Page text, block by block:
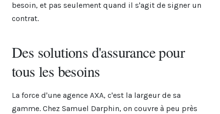
besoin, et pas seulement quand il s'agit de signer un
contrat.
Des solutions d'assurance pour
tous les besoins
La force d'une agence AXA, c'est la largeur de sa
gamme. Chez Samuel Darphin, on couvre à peu près